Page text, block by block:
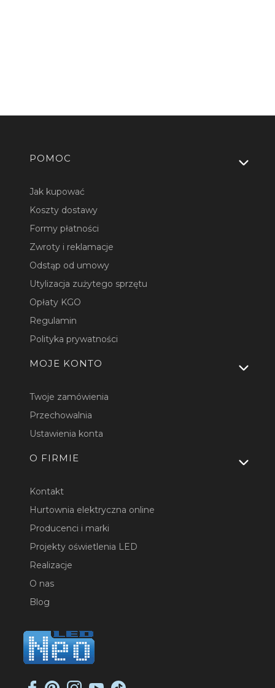
Linki w stopce
POMOC
Jak kupować
Koszty dostawy
Formy płatności
Zwroty i reklamacje
Odstąp od umowy
Utylizacja zużytego sprzętu
Opłaty KGO
Regulamin
Polityka prywatności
MOJE KONTO
Twoje zamówienia
Przechowalnia
Ustawienia konta
O FIRMIE
Kontakt
Hurtownia elektryczna online
Producenci i marki
Projekty oświetlenia LED
Realizacje
O nas
Blog